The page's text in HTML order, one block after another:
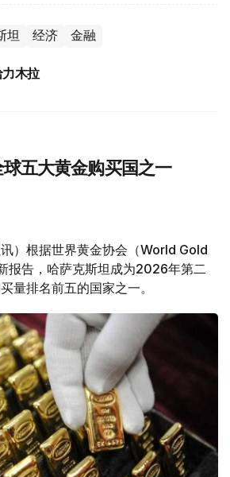
坦 经济 金融
木拉
五大黄金购买国之一
讯）根据世界黄金协会（World Gold
报告，哈萨克斯坦成为2026年第二
量排名前五的国家之一。